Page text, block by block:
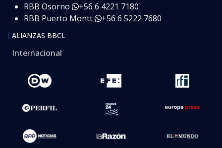
RBB Osorno
+56 6 4221 7180
RBB Puerto Montt
+56 6 5222 7680
ALIANZAS BBCL
Internacional